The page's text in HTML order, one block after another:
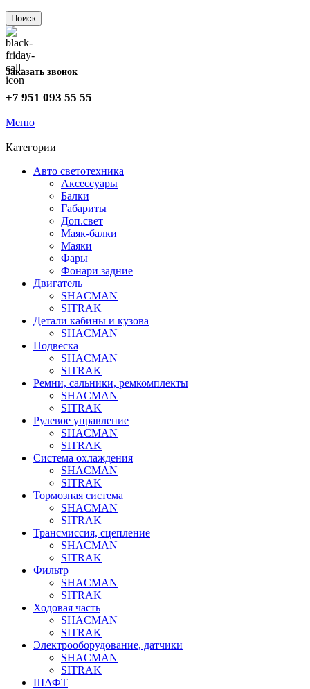
Поиск
Заказать звонок
+7 951 093 55 55
Меню
Категории
Авто светотехника
Аксессуары
Балки
Габариты
Доп.свет
Маяк-балки
Маяки
Фары
Фонари задние
Двигатель
SHACMAN
SITRAK
Детали кабины и кузова
SHACMAN
Подвеска
SHACMAN
SITRAK
Ремни, сальники, ремкомплекты
SHACMAN
SITRAK
Рулевое управление
SHACMAN
SITRAK
Система охлаждения
SHACMAN
SITRAK
Тормозная система
SHACMAN
SITRAK
Трансмиссия, сцепление
SHACMAN
SITRAK
Фильтр
SHACMAN
SITRAK
Ходовая часть
SHACMAN
SITRAK
Электрооборудование, датчики
SHACMAN
SITRAK
ШАФТ